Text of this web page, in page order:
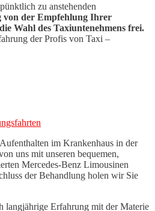
zu anstehenden
von der Empfehlung Ihrer
Wahl des Taxiuntenehmens frei.
der Profis von Taxi –
im Krankenhaus in der
uns mit unseren bequemen,
Mercedes-Benz Limousinen
der Behandlung holen wir Sie
langjährige Erfahrung mit der Materie